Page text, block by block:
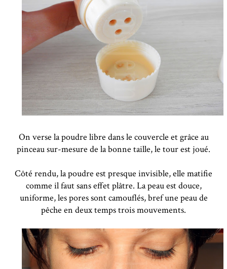
On verse la poudre libre dans le couvercle et grâce au
pinceau sur-mesure de la bonne taille, le tour est joué.
Côté rendu, la poudre est presque invisible, elle matifie
comme il faut sans effet plâtre. La peau est douce,
uniforme, les pores sont camouflés, bref une peau de
pêche en deux temps trois mouvements.